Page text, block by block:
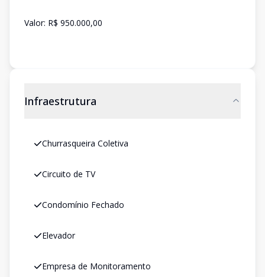
Valor: R$ 950.000,00
Infraestrutura
Churrasqueira Coletiva
Circuito de TV
Condomínio Fechado
Elevador
Empresa de Monitoramento